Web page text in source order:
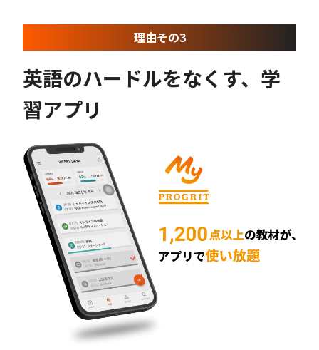
理由その3
英語のハードルをなくす、学
習アプリ